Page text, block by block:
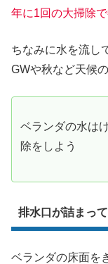
年に1回の大掃除
ちなみに水を流し
GWや秋など天候
ベランダの水は
除をしよう
排水口が詰まっ
ベランダの床面を